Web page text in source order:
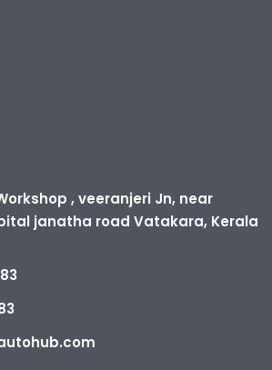
, veeranjeri Jn, near
janatha road Vatakara, Kerala